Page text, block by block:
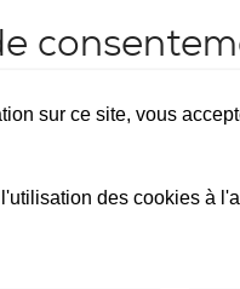
sur ce site, vous
des cookies à